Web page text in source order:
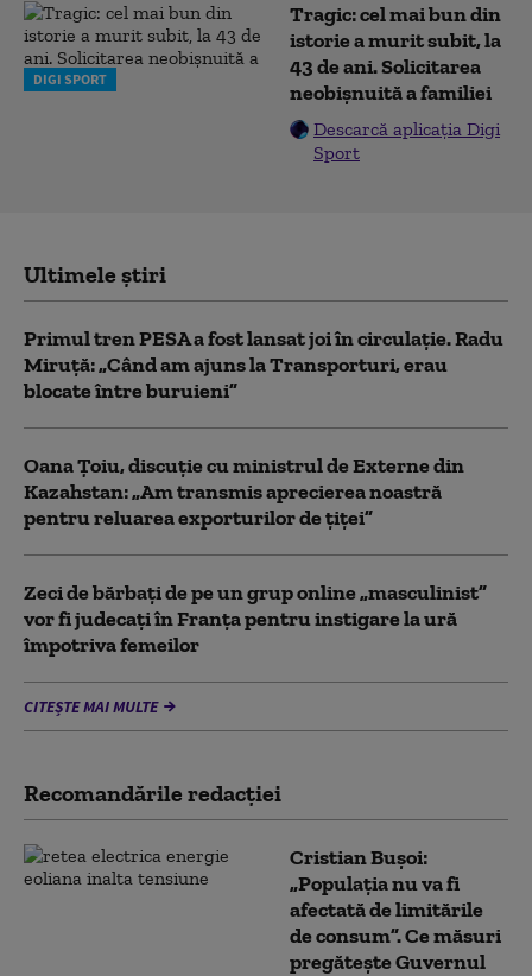
DIGI SPORT
Tragic: cel mai bun din
istorie a murit subit, la
43 de ani. Solicitarea
neobișnuită a familiei
Descarcă aplicația Digi
Sport
Ultimele știri
Primul tren PESA a fost lansat joi în circulație. Radu
Miruță: „Când am ajuns la Transporturi, erau
blocate între buruieni”
Oana Țoiu, discuție cu ministrul de Externe din
Kazahstan: „Am transmis aprecierea noastră
pentru reluarea exporturilor de țiței”
Zeci de bărbați de pe un grup online „masculinist”
vor fi judecați în Franța pentru instigare la ură
împotriva femeilor
CITEȘTE MAI MULTE
Recomandările redacţiei
Cristian Bușoi:
„Populația nu va fi
afectată de limitările
de consum”. Ce măsuri
pregătește Guvernul